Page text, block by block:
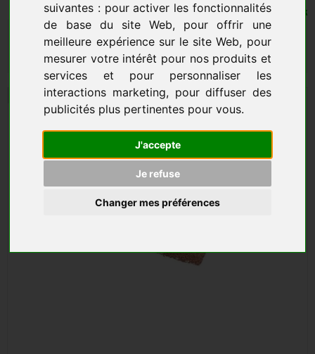
suivantes : pour activer les fonctionnalités
de base du site Web, pour offrir une
meilleure expérience sur le site Web, pour
mesurer votre intérêt pour nos produits et
services et pour personnaliser les
interactions marketing, pour diffuser des
publicités plus pertinentes pour vous.
J'accepte
Je refuse
Changer mes préférences
4 EN STOCK
:
22,53 € HT 27,04 € TTC
AJOUTER AU PANIER